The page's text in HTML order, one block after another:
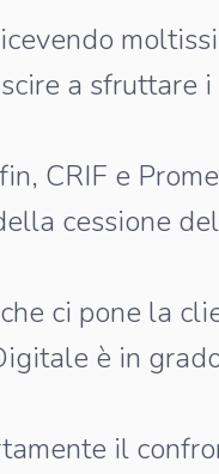
a
CRIF e
cessione
ci pone la
è in
il